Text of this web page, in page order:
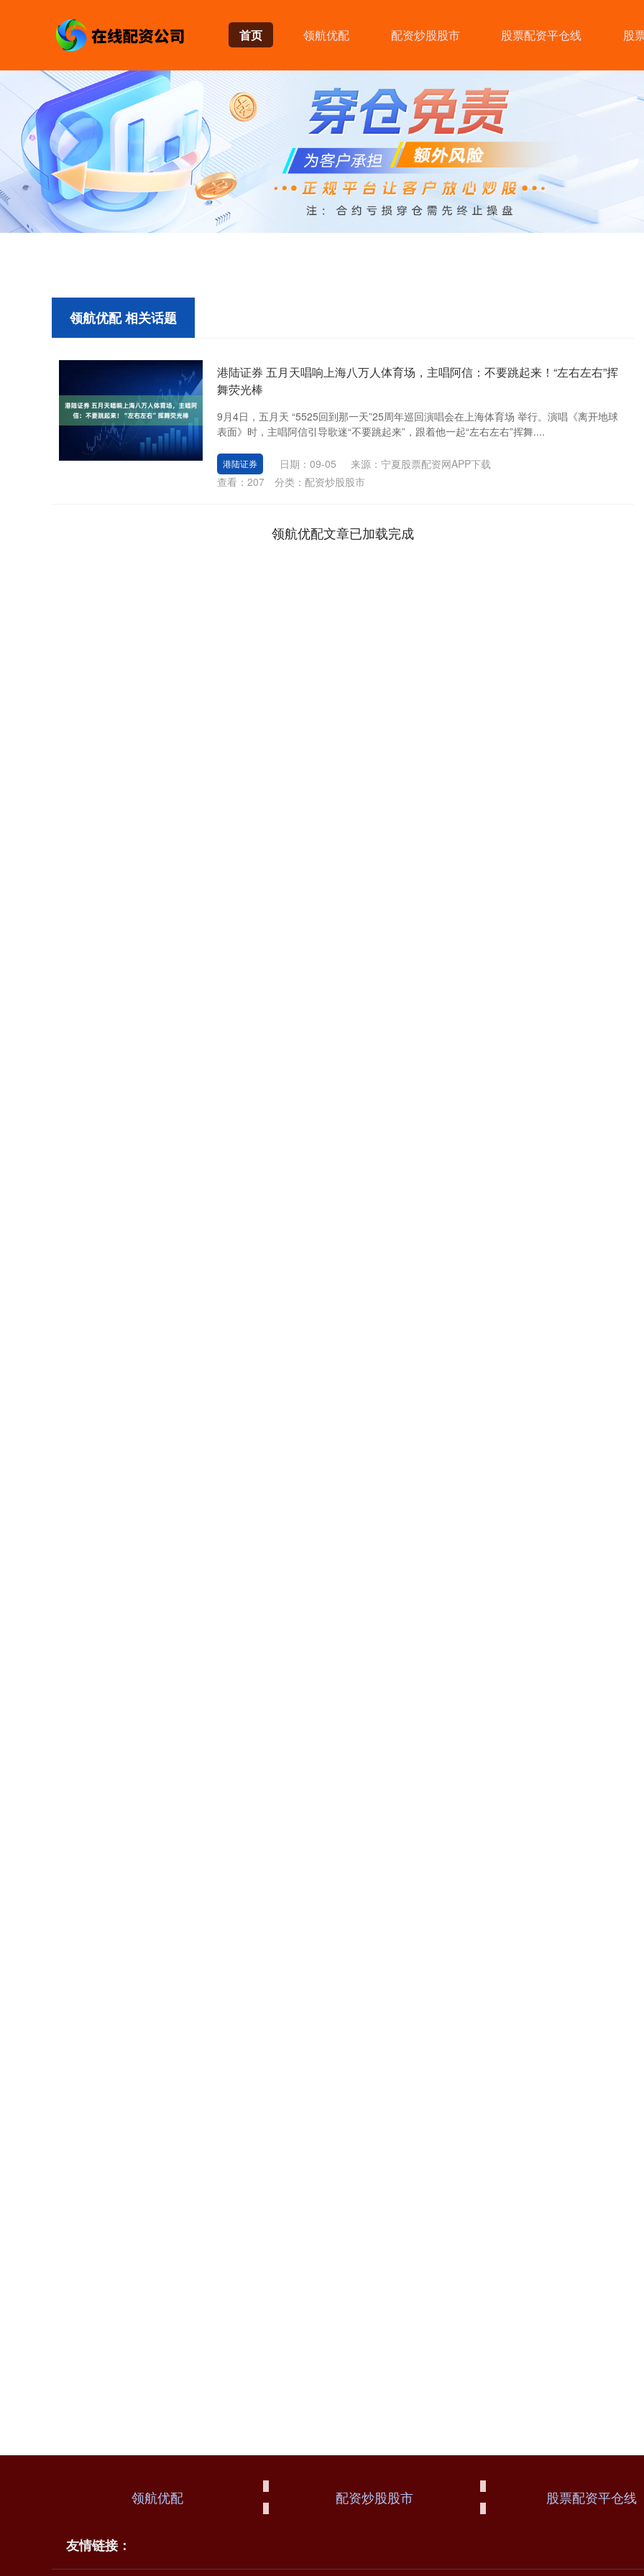
首页 领航优配 配资炒股股市 股票配资平仓线 股
领航优配 相关话题
港陆证券 五月天唱响上海八万人体育场，主唱阿信：不要跳起来！“左右左右”挥
舞荧光棒
9月4日，五月天 “5525回到那一天”25周年巡回演唱会在上海体育场 举行。演唱《离开地球
表面》时，主唱阿信引导歌迷“不要跳起来”，跟着他一起“左右左右”挥舞....
港陆证券 日期：09-05
来源：宁夏股票配资网APP下载
查看： 207 分类： 配资炒股股市
领航优配文章已加载完成
领航优配 配资炒股股市 股票配资平仓线
友情链接：